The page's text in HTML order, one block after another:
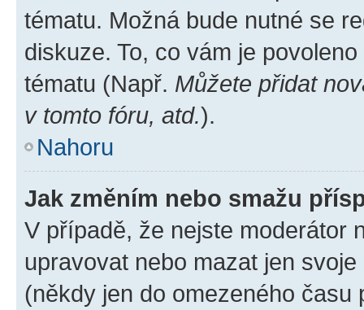
tématu. Možná bude nutné se
diskuze. To, co vám je
tématu (Např. Můžete přidat
v tomto fóru, atd.).
Nahoru
Jak změním nebo smažu
V případě, že nejste moderátor
upravovat nebo mazat jen
(někdy jen do omezeného